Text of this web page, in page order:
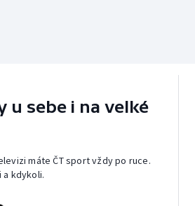
u sebe i na velké
máte ČT sport vždy po ruce.
kdykoli.